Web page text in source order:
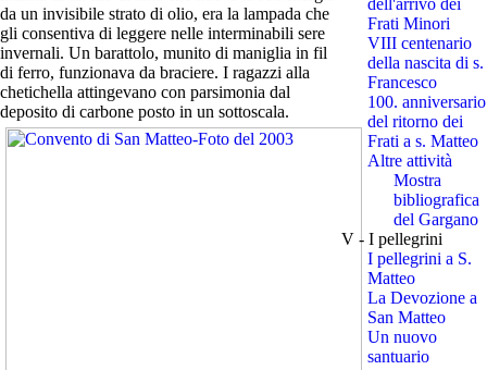
da un invisibile strato di olio, era la lampada che
gli consentiva di leggere nelle interminabili sere
invernali. Un barattolo, munito di maniglia in fil
di ferro, funzionava da braciere. I ragazzi alla
chetichella attingevano con parsimonia dal
deposito di carbone posto in un sottoscala.
dell'arrivo dei
Frati Minori
VIII centenario
della nascita di s.
Francesco
100. anniversario
del ritorno dei
Frati a s. Matteo
Altre attività
Mostra
bibliografica
del Gargano
V - I pellegrini
I pellegrini a S.
Matteo
La Devozione a
San Matteo
Un nuovo
santuario